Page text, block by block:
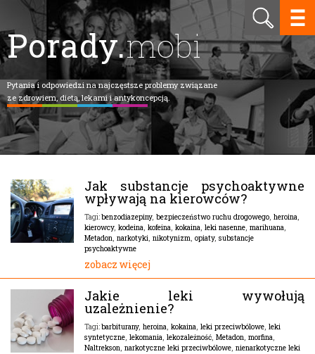
Porady.mobi
Pytania i odpowiedzi na najczęstsze problemy związane
ze zdrowiem, dietą, lekami i antykoncepcją.
Jak substancje psychoaktywne
wpływają na kierowców?
Tagi:benzodiazepiny, bezpieczeństwo ruchu drogowego, heroina,
kierowcy, kodeina, kofeina, kokaina, leki nasenne, marihuana,
Metadon, narkotyki, nikotynizm, opiaty, substancje
psychoaktywne
zobacz więcej
Jakie leki wywołują
uzależnienie?
Tagi:barbiturany, heroina, kokaina, leki przeciwbólowe, leki
syntetyczne, lekomania, lekozależność, Metadon, morfina,
Naltrekson, narkotyczne leki przeciwbólowe, nienarkotyczne leki